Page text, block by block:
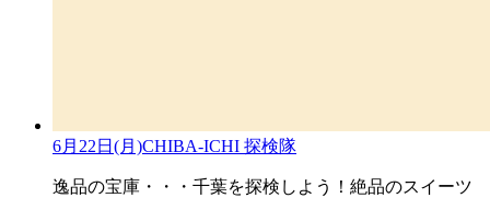
6月22日(月)CHIBA-ICHI 探検隊
逸品の宝庫・・・千葉を探検しよう！絶品のスイーツ